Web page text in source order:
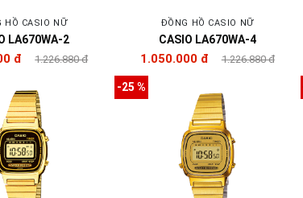
HỒ CASIO NỮ
LA670WA-2
đ 1.226.880 đ
ĐỒNG HỒ CASIO NỮ
CASIO LA670WA-4
1.050.000 đ 1.226.880 đ
-25 %